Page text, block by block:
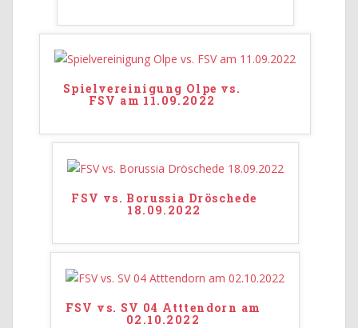
Spielvereinigung Olpe vs.
FSV am 11.09.2022
FSV vs. Borussia Dröschede
18.09.2022
FSV vs. SV 04 Atttendorn am
02.10.2022